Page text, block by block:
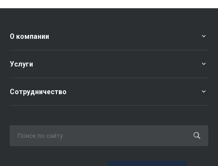
О компании
Услуги
Сотрудничество